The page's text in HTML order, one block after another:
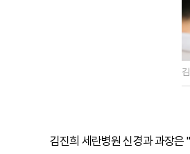
김진희 세란병원 신경과 과장은